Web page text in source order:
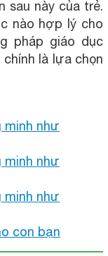
sau này của trẻ.
nào hợp lý cho
pháp giáo dục
là lựa chọn
minh như
minh như
minh như
con bạn